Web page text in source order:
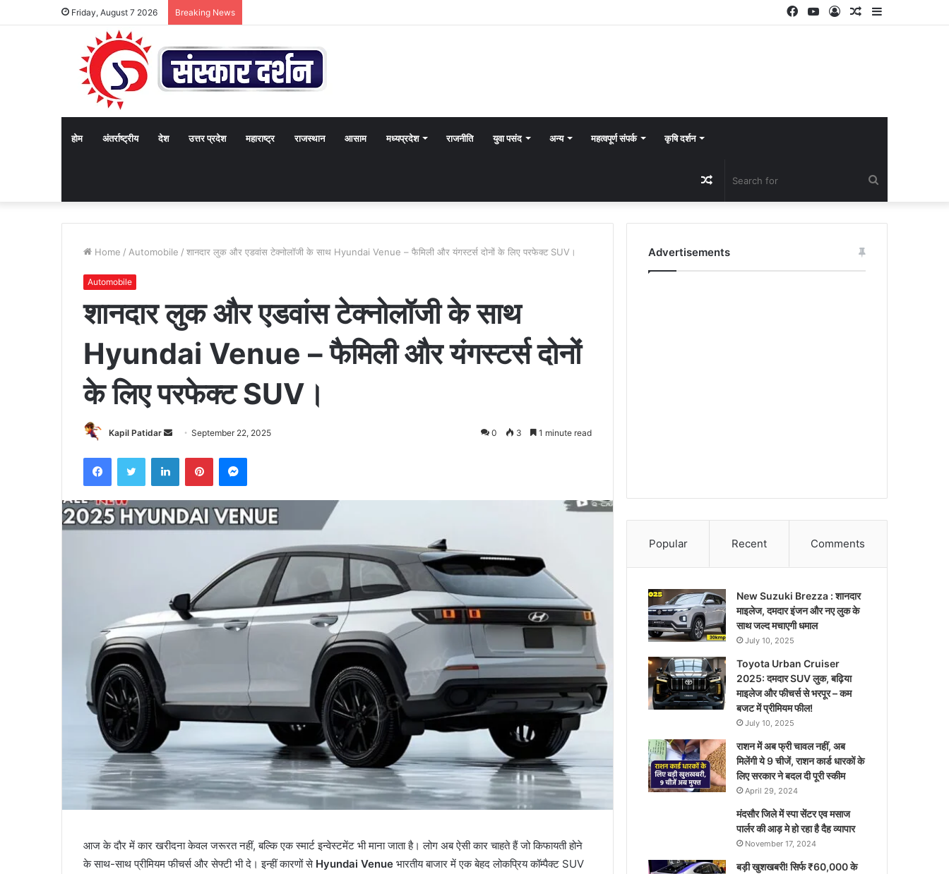
Friday, August 7 2026 Breaking News Sidebar
Random
Log
YouTube
Facebook
होम अंतर्राष्ट्रीय देश उत्तर प्रदेश महाराष्ट्र राजस्थान आसाम मध्यप्रदेश राजनीति युवा पसंद अन्य महत्वपूर्ण संपर्क कृषि दर्शन
for
Random
Article
Home / Automobile / शानदार लुक और एडवांस टेक्नोलॉजी के साथ Hyundai Venue – फैमिली और यंगस्टर्स दोनों के लिए परफेक्ट SUV।
Automobile
शानदार लुक और एडवांस टेक्नोलॉजी के साथ
Hyundai Venue – फैमिली और यंगस्टर्स दोनों
के लिए परफेक्ट SUV।
Kapil Patidar
SendSeptember 22, 2025 0 3 1 minute read
FacebookTwitter LinkedInPinterestMessenger
आज के दौर में कार खरीदना केवल जरूरत नहीं, बल्कि एक स्मार्ट इन्वेस्टमेंट भी माना जाता है। लोग अब ऐसी कार चाहते हैं जो किफायती होने
के साथ-साथ प्रीमियम फीचर्स और सेफ्टी भी दे। इन्हीं कारणों से Hyundai Venue भारतीय बाजार में एक बेहद लोकप्रिय कॉम्पैक्ट SUV
Advertisements
Popular Recent Comments
New Suzuki Brezza : शानदार
माइलेज, दमदार इंजन और नए लुक के
साथ जल्द मचाएगी धमाल
July 10, 2025
Toyota Urban Cruiser
2025: दमदार SUV लुक, बढ़िया
माइलेज और फीचर्स से भरपूर – कम
बजट में प्रीमियम फील!
July 10, 2025
राशन में अब फ्री चावल नहीं, अब
मिलेंगी ये 9 चीजें, राशन कार्ड धारकों के
लिए सरकार ने बदल दी पूरी स्कीम
April 29, 2024
मंदसौर जिले में स्पा सेंटर एव मसाज
पार्लर की आड़ मे हो रहा है दैह व्यापार
November 17, 2024
बड़ी खुशखबरी! सिर्फ ₹60,000 के